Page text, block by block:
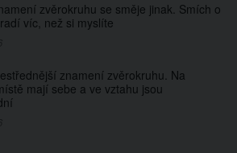
zvěrokruhu se směje jinak. Smích o
víc, než si myslíte
znamení zvěrokruhu. Na
mají sebe a ve vztahu jsou